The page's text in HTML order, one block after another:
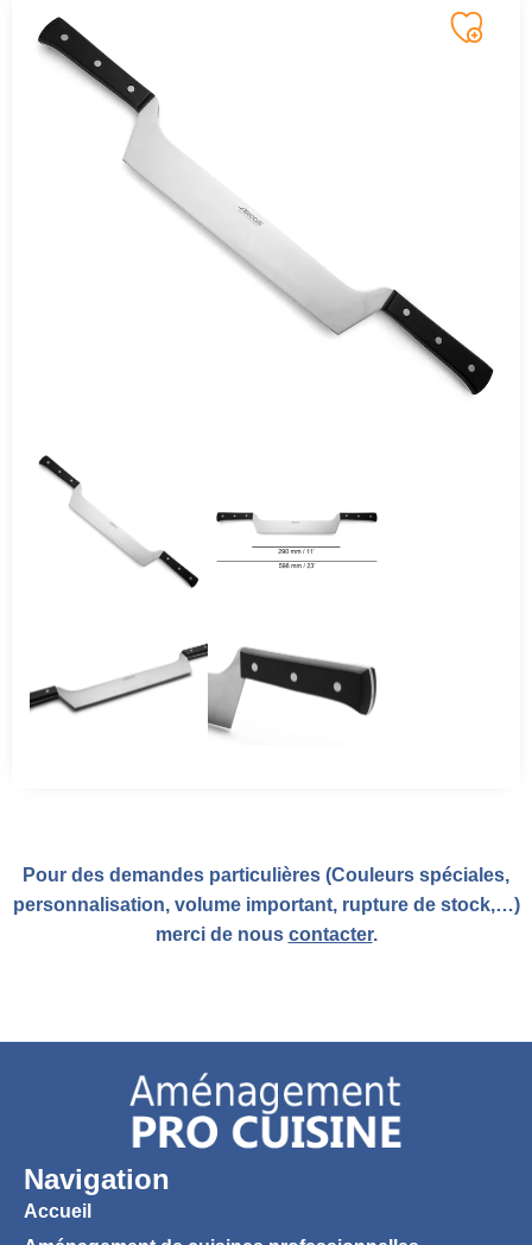
Pour des demandes particulières (Couleurs spéciales,
personnalisation, volume important, rupture de stock,…)
merci de nous contacter.
Navigation
Accueil